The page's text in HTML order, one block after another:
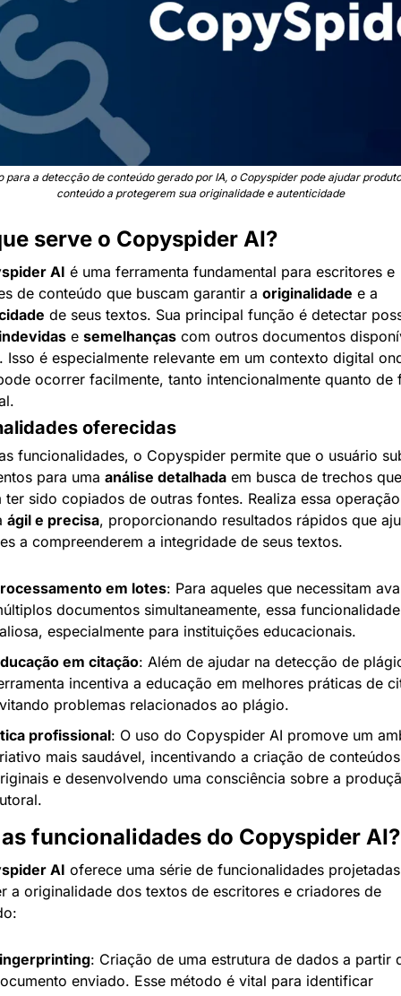
para a detecção de conteúdo gerado por IA, o Copyspider pode ajudar
conteúdo a protegerem sua originalidade e autenticidade
serve o Copyspider AI?
AI é uma ferramenta fundamental para escritores e
de conteúdo que buscam garantir a originalidade
e semelhanças com outros documentos
Isso é especialmente relevante em um contexto digital
ocorrer facilmente, tanto intencionalmente quanto de
oferecidas
funcionalidades, o Copyspider permite que o usuário
para uma análise detalhada em busca de trechos que
ter sido copiados de outras fontes. Realiza essa
ágil e precisa, proporcionando resultados rápidos que
a compreenderem a integridade de seus textos.
em lotes: Para aqueles que necessitam
documentos simultaneamente, essa
especialmente para instituições educacionais.
em citação: Além de ajudar na detecção de
incentiva a educação em melhores práticas de
problemas relacionados ao plágio.
profissional: O uso do Copyspider AI promove um
mais saudável, incentivando a criação de conteúdos
e desenvolvendo uma consciência sobre a
funcionalidades do Copyspider AI?
AI oferece uma série de funcionalidades
a originalidade dos textos de escritores e criadores de
: Criação de uma estrutura de dados a partir
enviado. Esse método é vital para identificar